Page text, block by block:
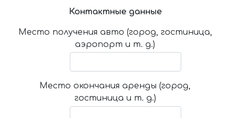
Контактные данные
Место получения авто (город, гостиница,
аэропорт и т. д.)
Место окончания аренды (город,
гостиница и т. д.)